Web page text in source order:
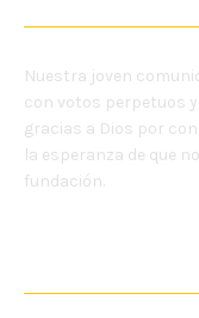
Nuestra joven
con votos perpetuos
gracias a Dios por
la esperanza de que
fundación.